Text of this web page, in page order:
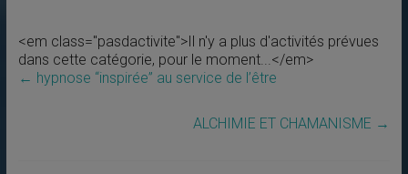
<em class="pasdactivite">Il n'y a plus d'activités prévues
dans cette catégorie, pour le moment...</em>
← hypnose “inspirée” au service de l’être
ALCHIMIE ET CHAMANISME →